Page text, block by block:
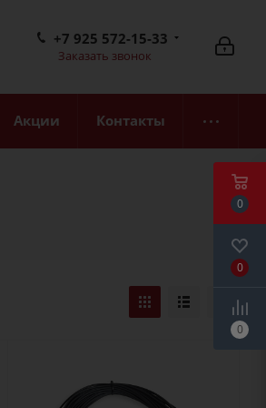
+7 925 572-15-33
Заказать звонок
Акции Контакты
0
0
0